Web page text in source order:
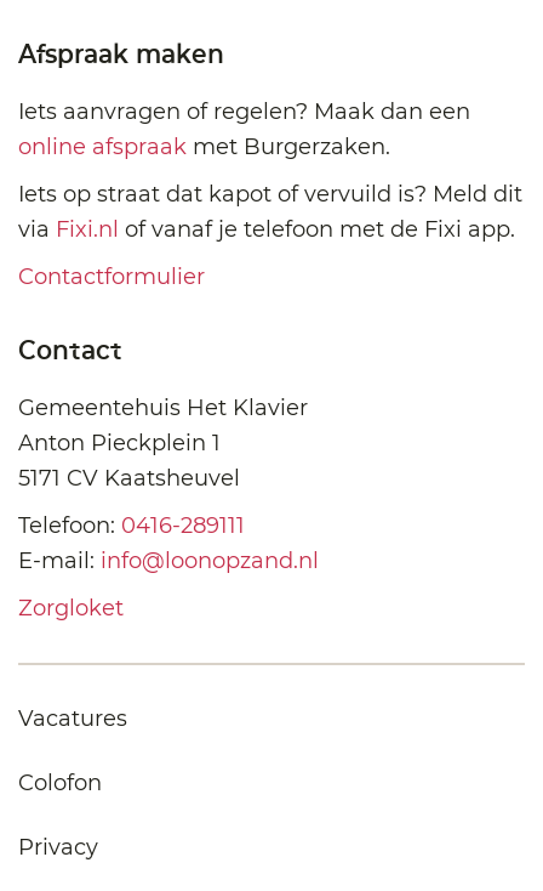
Afspraak maken
Iets aanvragen of regelen? Maak dan een
online afspraak met Burgerzaken.
Iets op straat dat kapot of vervuild is? Meld dit
via Fixi.nl of vanaf je telefoon met de Fixi app.
Contactformulier
Contact
Gemeentehuis Het Klavier
Anton Pieckplein 1
5171 CV Kaatsheuvel
Telefoon: 0416-289111
E-mail: info@loonopzand.nl
Zorgloket
Vacatures
Colofon
Privacy